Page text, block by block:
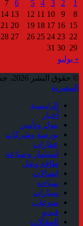
1
2
3
4
5
6
7
8
9
10
11
12
13
14
15
16
17
18
19
20
21
22
23
24
25
26
27
28
29
30
31
« يوليو
© حقوق النشر 2026، جميع الحقوق محفوظة |
المصرية
الرئيسية
أخبار
بنوك وتأمين
بورصة وشركات
عقارات
استثمار وصناعة
طاقة ونقل
إتصالات
سياحة
سيارات
منوعات
فيديو
المقالات